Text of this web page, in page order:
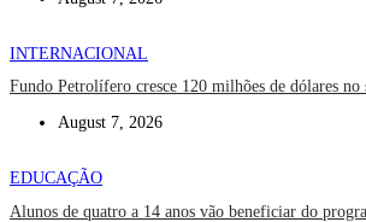
INTERNACIONAL
Fundo Petrolífero cresce 120 milhões de dólares no
August 7, 2026
EDUCAÇÃO
Alunos de quatro a 14 anos vão beneficiar do